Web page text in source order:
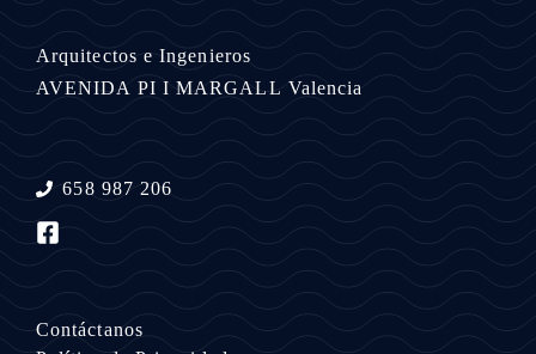
Arquitectos e Ingenieros
AVENIDA PI I MARGALL Valencia
658 987 206
Contáctanos